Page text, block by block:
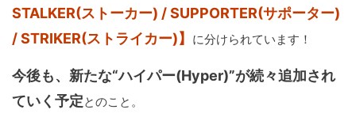
STALKER(ストーカー) / SUPPORTER(サポーター)
/ STRIKER(ストライカー)】
に分けられています！
今後も、新たな“ハイパー(Hyper)”が続々追加され
ていく予定とのこと。